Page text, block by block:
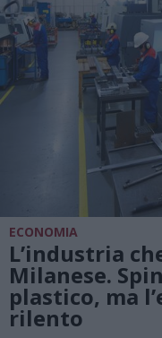
ECONOMIA
L’industria
Milanese.
plastico, ma
rilento